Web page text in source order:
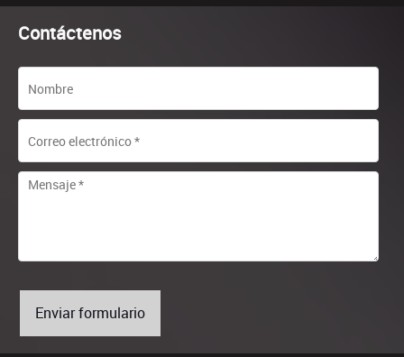
Contáctenos
Enviar formulario